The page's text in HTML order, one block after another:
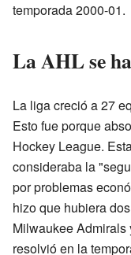
temporada 2000-01.
La AHL se
La liga creció a 27
Esto fue porque
Hockey League.
consideraba la
por problemas
hizo que hubiera
Milwaukee
resolvió en la